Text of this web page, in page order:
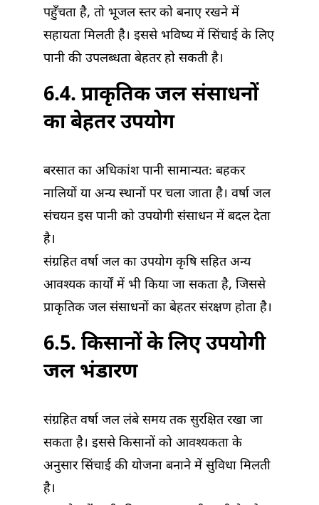
पहुँचता है, तो भूजल स्तर को बनाए रखने में
सहायता मिलती है। इससे भविष्य में सिंचाई के लिए
पानी की उपलब्धता बेहतर हो सकती है।
6.4. प्राकृतिक जल संसाधनों
का बेहतर उपयोग
बरसात का अधिकांश पानी सामान्यतः बहकर
नालियों या अन्य स्थानों पर चला जाता है। वर्षा जल
संचयन इस पानी को उपयोगी संसाधन में बदल देता
है।
संग्रहित वर्षा जल का उपयोग कृषि सहित अन्य
आवश्यक कार्यों में भी किया जा सकता है, जिससे
प्राकृतिक जल संसाधनों का बेहतर संरक्षण होता है।
6.5. किसानों के लिए उपयोगी
जल भंडारण
संग्रहित वर्षा जल लंबे समय तक सुरक्षित रखा जा
सकता है। इससे किसानों को आवश्यकता के
अनुसार सिंचाई की योजना बनाने में सुविधा मिलती
है।